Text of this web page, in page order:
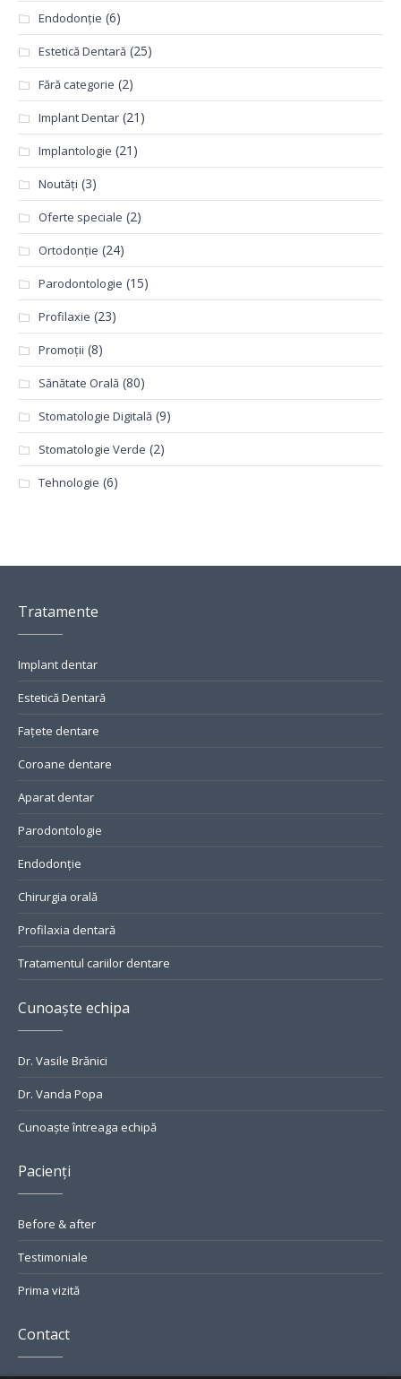
Endodonție (6)
Estetică Dentară (25)
Fără categorie (2)
Implant Dentar (21)
Implantologie (21)
Noutăți (3)
Oferte speciale (2)
Ortodonție (24)
Parodontologie (15)
Profilaxie (23)
Promoții (8)
Sănătate Orală (80)
Stomatologie Digitală (9)
Stomatologie Verde (2)
Tehnologie (6)
Tratamente
Implant dentar
Estetică Dentară
Fațete dentare
Coroane dentare
Aparat dentar
Parodontologie
Endodonție
Chirurgia orală
Profilaxia dentară
Tratamentul cariilor dentare
Cunoaște echipa
Dr. Vasile Brănici
Dr. Vanda Popa
Cunoaște întreaga echipă
Pacienți
Before & after
Testimoniale
Prima vizită
Contact